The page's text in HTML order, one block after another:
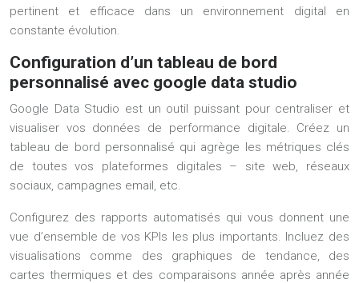
pertinent et efficace dans un environnement digital en
constante évolution.
Configuration d’un tableau de bord
personnalisé avec google data studio
Google Data Studio est un outil puissant pour centraliser et
visualiser vos données de performance digitale. Créez un
tableau de bord personnalisé qui agrège les métriques clés
de toutes vos plateformes digitales – site web, réseaux
sociaux, campagnes email, etc.
Configurez des rapports automatisés qui vous donnent une
vue d’ensemble de vos KPIs les plus importants. Incluez des
visualisations comme des graphiques de tendance, des
cartes thermiques et des comparaisons année après année